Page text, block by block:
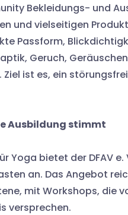
Bekleidungs- und
und vielseitigen
Passform,
Geruch,
ist es, ein
Ausbildung stimmt
Yoga bietet der DFAV
an. Das Angebot
mit Workshops, die
versprechen.